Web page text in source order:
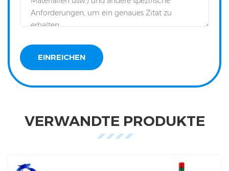
VERWANDTE PRODUKTE